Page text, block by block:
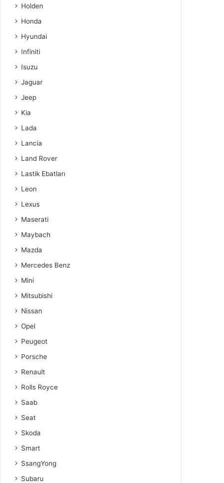
Holden
Honda
Hyundai
Infiniti
Isuzu
Jaguar
Jeep
Kia
Lada
Lancia
Land Rover
Lastik Ebatları
Leon
Lexus
Maserati
Maybach
Mazda
Mercedes Benz
Mini
Mitsubishi
Nissan
Opel
Peugeot
Porsche
Renault
Rolls Royce
Saab
Seat
Skoda
Smart
SsangYong
Subaru